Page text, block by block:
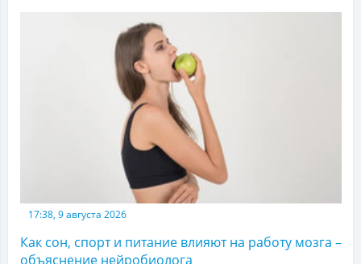
17:38, 9 августа 2026
Как сон, спорт и питание влияют на работу мозга –
объяснение нейробиолога